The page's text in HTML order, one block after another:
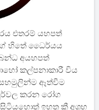
එතරම් යහපත්
හිතේ ධෛර්යය
අයහපත්
කල්පනාකාරී විය
ඈත්වීම
කරන රෝග
ඉහත කී අශුභ